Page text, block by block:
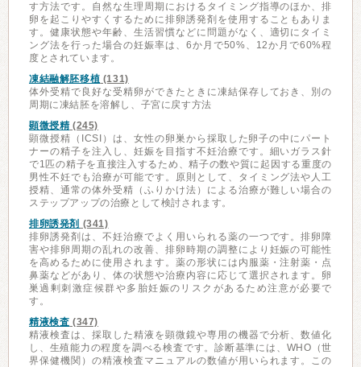
す方法です。自然な生理周期におけるタイミング指導のほか、排
卵を起こりやすくするために排卵誘発剤を使用することもありま
す。健康状態や年齢、生活習慣などに問題がなく、適切にタイミ
ング法を行った場合の妊娠率は、6か月で50%、12か月で60%程
度とされています。
凍結融解胚移植 (131)
体外受精で良好な受精卵ができたときに凍結保存しておき、別の
周期に凍結胚を溶解し、子宮に戻す方法
顕微授精(245)
顕微授精（ICSI）は、女性の卵巣から採取した卵子の中にパート
ナーの精子を注入し、妊娠を目指す不妊治療です。細いガラス針
で1匹の精子を直接注入するため、精子の数や質に起因する重度の
男性不妊でも治療が可能です。原則として、タイミング法や人工
授精、通常の体外受精（ふりかけ法）による治療が難しい場合の
ステップアップの治療として検討されます。
排卵誘発剤 (341)
排卵誘発剤は、不妊治療でよく用いられる薬の一つです。排卵障
害や排卵周期の乱れの改善、排卵時期の調整により妊娠の可能性
を高めるために使用されます。薬の形状には内服薬・注射薬・点
鼻薬などがあり、体の状態や治療内容に応じて選択されます。卵
巣過剰刺激症候群や多胎妊娠のリスクがあるため注意が必要で
す。
精液検査 (347)
精液検査は、採取した精液を顕微鏡や専用の機器で分析、数値化
し、生殖能力の程度を調べる検査です。診断基準には、WHO（世
界保健機関）の精液検査マニュアルの数値が用いられます。この